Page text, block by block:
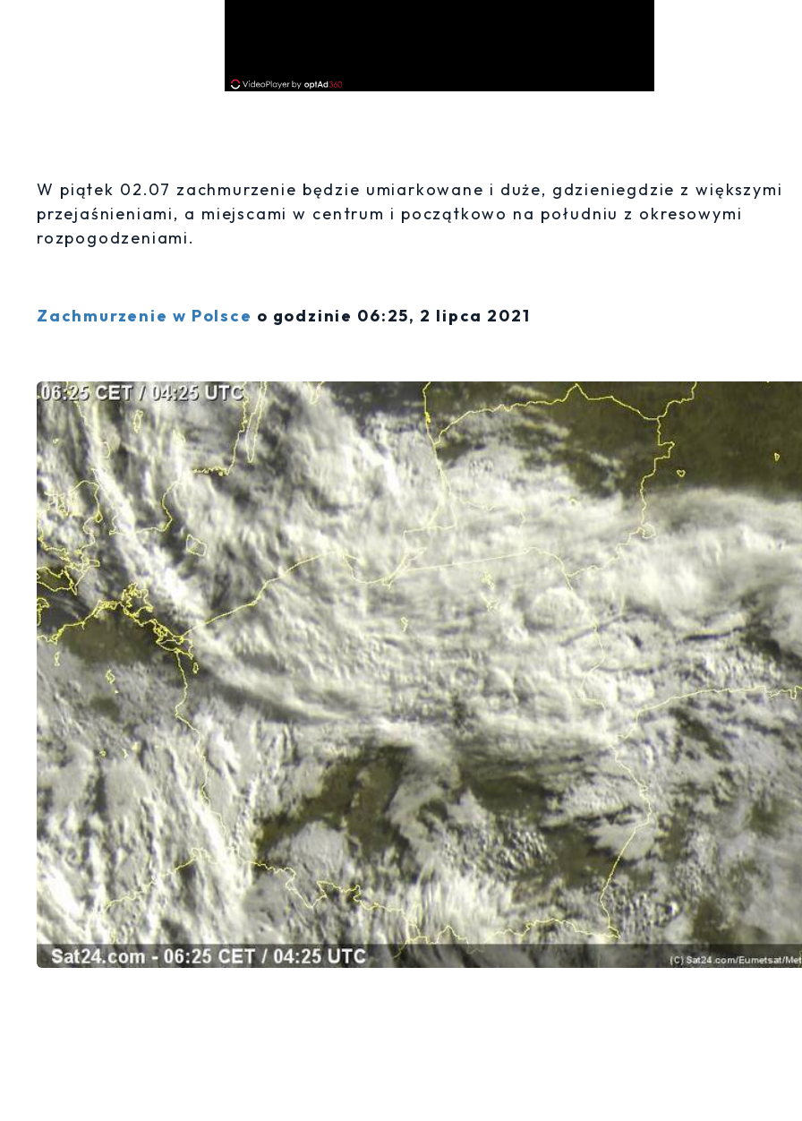
W piątek 02.07 zachmurzenie będzie umiarkowane i duże, gdzieniegdzie z większymi
przejaśnieniami, a miejscami w centrum i początkowo na południu z okresowymi
rozpogodzeniami.
Zachmurzenie w Polsce o godzinie 06:25, 2 lipca 2021